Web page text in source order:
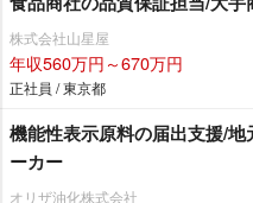
株式会社山星屋
年収560万円～670万円
正社員 / 東京都
機能性表示原料の届出支援/
ーカー
オリザ油化株式会社